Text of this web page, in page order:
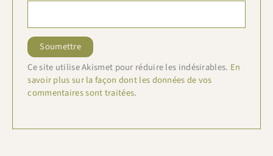
Ce site utilise Akismet pour réduire les indésirables. En
savoir plus sur la façon dont les données de vos
commentaires sont traitées.